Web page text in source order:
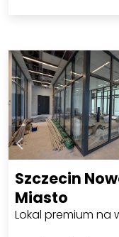
Szczecin
Miasto
Lokal premium na